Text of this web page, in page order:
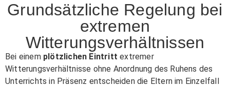
Grundsätzliche Regelung bei
extremen
Witterungsverhältnissen
Bei einem plötzlichen Eintritt extremer
Witterungsverhältnisse ohne Anordnung des Ruhens des
Unterrichts in Präsenz entscheiden die Eltern im Einzelfall